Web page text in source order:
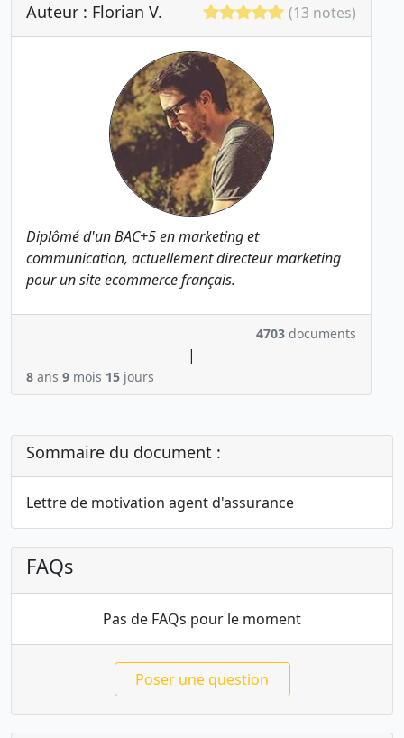
Auteur : Florian V. (13 notes)
Diplômé d'un BAC+5 en marketing et
communication, actuellement directeur marketing
pour un site ecommerce français.
4703 documents
|
8 ans 9 mois 15 jours
Sommaire du document :
Lettre de motivation agent d'assurance
FAQs
Pas de FAQs pour le moment
Poser une question